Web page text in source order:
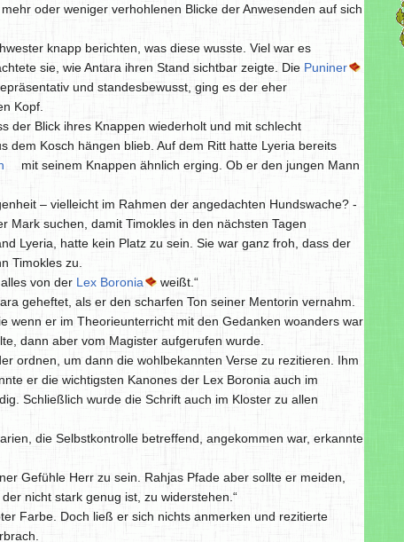
oder weniger verhohlenen Blicke der Anwesenden auf sich
knapp berichten, was diese wusste. Viel war es
sie, wie Antara ihren Stand sichtbar zeigte. Die Puniner
und standesbewusst, ging es der eher
Kopf.
der Blick ihres Knappen wiederholt und mit schlecht
dem Kosch hängen blieb. Auf dem Ritt hatte Lyeria bereits
mit seinem Knappen ähnlich erging. Ob er den jungen Mann
– vielleicht im Rahmen der angedachten Hundswache? -
Mark suchen, damit Timokles in den nächsten Tagen
Lyeria, hatte kein Platz zu sein. Sie war ganz froh, dass der
Timokles zu.
von der Lex Boronia
weißt.“
geheftet, als er den scharfen Ton seiner Mentorin vernahm.
wenn er im Theorieunterricht mit den Gedanken woanders war
dann aber vom Magister aufgerufen wurde.
ordnen, um dann die wohlbekannten Verse zu rezitieren. Ihm
er die wichtigsten Kanones der Lex Boronia auch im
Schließlich wurde die Schrift auch im Kloster zu allen
die Selbstkontrolle betreffend, angekommen war, erkannte
Gefühle Herr zu sein. Rahjas Pfade aber sollte er meiden,
nicht stark genug ist, zu widerstehen.“
Farbe. Doch ließ er sich nichts anmerken und rezitierte